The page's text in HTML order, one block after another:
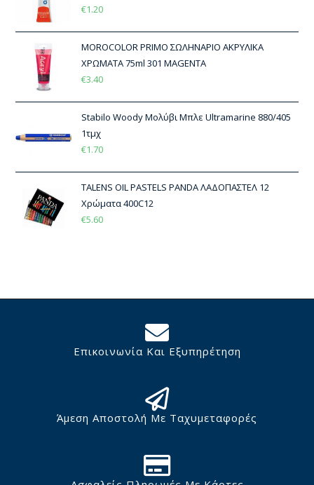
€1.20
MOROCOLOR PRIMO ΣΩΛΗΝΑΡΙΟ ΑΚΡΥΛΙΚΑ
ΧΡΩΜΑΤΑ 75ml 301 MAGENTA
€3.40
Stabilo Woody Μολύβι Μπλε Ultramarine 880/405
1τμχ
€1.70
TALENS OIL PASTELS PANDA ΛΑΔΟΠΑΣΤΕΛ 12
Χρώματα 400C12
€5.60
Επικοινωνία Και Εξυπηρέτηση
Άμεση Αποστολή Με Ταχυμεταφορές